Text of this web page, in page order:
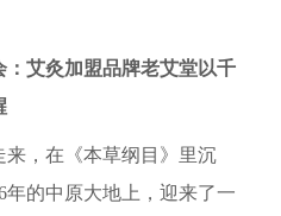
艾灸加盟品牌老艾堂以千
，在《本草纲目》里沉
年的中原大地上，迎来了一